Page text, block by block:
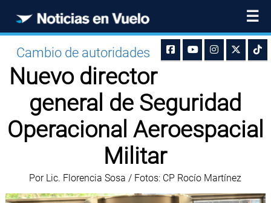
☰
Cambio de autoridades
Nuevo director
general de Seguridad
Operacional Aeroespacial
Militar
Por Lic. Florencia Sosa / Fotos: CP Rocío Martínez